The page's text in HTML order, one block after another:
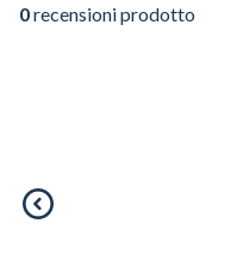
0recensioni prodotto